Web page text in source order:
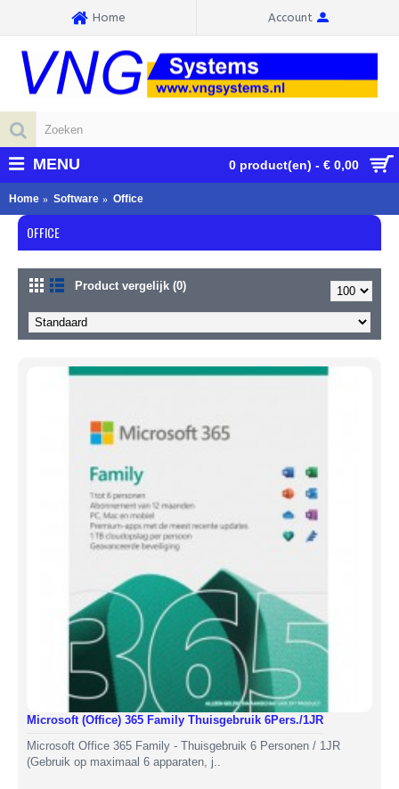
Home Account
0 product(en) - € 0,00
MENU
Home Software Office
OFFICE
Product vergelijk (0)
Microsoft (Office) 365 Family Thuisgebruik 6Pers./1JR
Microsoft Office 365 Family - Thuisgebruik 6 Personen / 1JR
(Gebruik op maximaal 6 apparaten, j..